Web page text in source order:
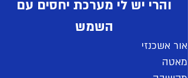
בכורה | מרכז הפרסה אולם 7
והרי יש לי מערכת יחסים עם
אור אשכנזי